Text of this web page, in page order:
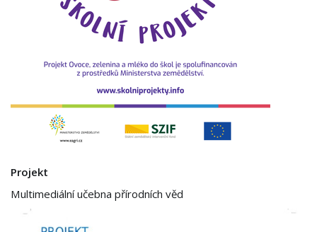
Projekt
Multimediální učebna přírodních věd